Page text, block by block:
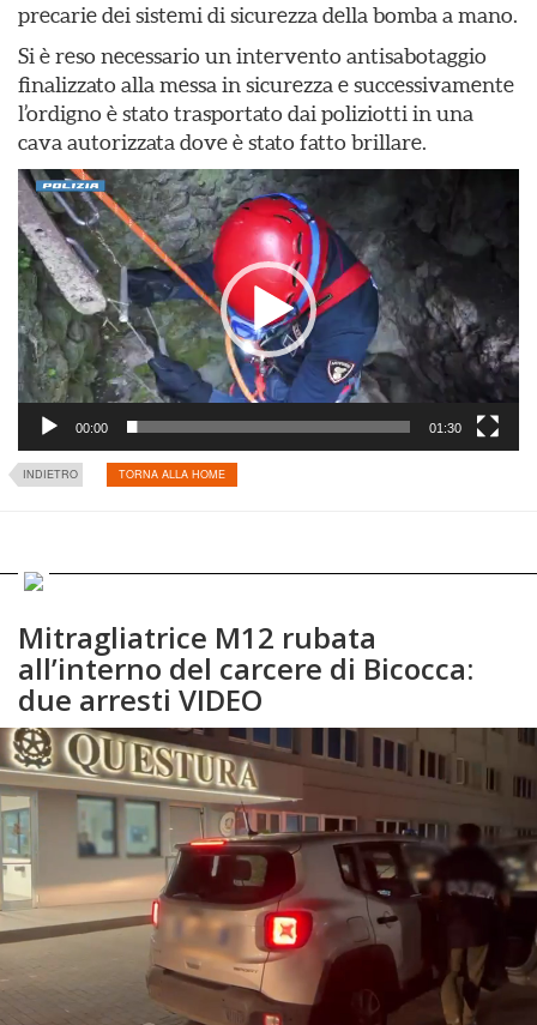
precarie dei sistemi di sicurezza della bomba a mano.
Si è reso necessario un intervento antisabotaggio
finalizzato alla messa in sicurezza e successivamente
l’ordigno è stato trasportato dai poliziotti in una
cava autorizzata dove è stato fatto brillare.
Video
Player
00:00 01:30
INDIETRO TORNA ALLA HOME
Mitragliatrice M12 rubata
all’interno del carcere di Bicocca:
due arresti VIDEO